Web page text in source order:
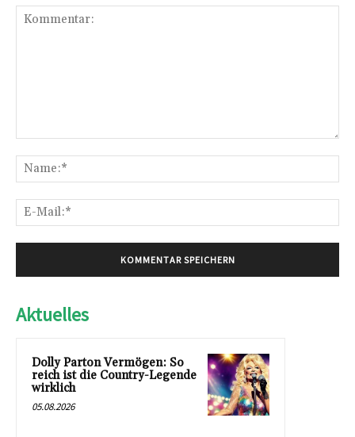
Aktuelles
Dolly Parton Vermögen: So
reich ist die Country-Legende
wirklich
05.08.2026